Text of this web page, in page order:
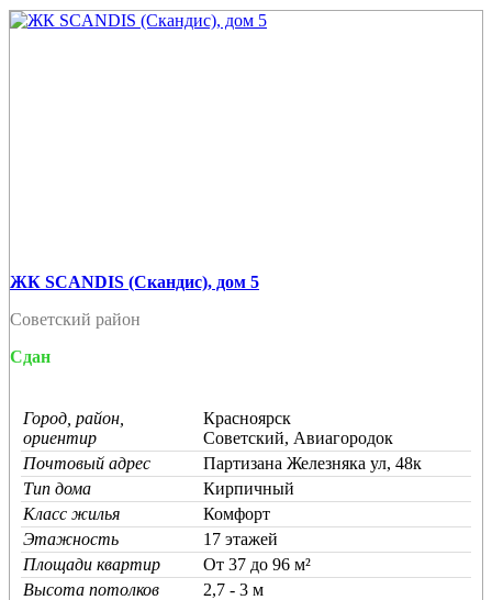
ЖК SCANDIS (Скандис), дом 5
Советский район
Сдан
Город, район,
ориентир
Красноярск
Советский, Авиагородок
Почтовый адрес
Партизана Железняка ул, 48к
Тип дома
Кирпичный
Класс жилья
Комфорт
Этажность
17 этажей
Площади квартир
От 37 до 96 м²
Высота потолков
2,7 - 3 м